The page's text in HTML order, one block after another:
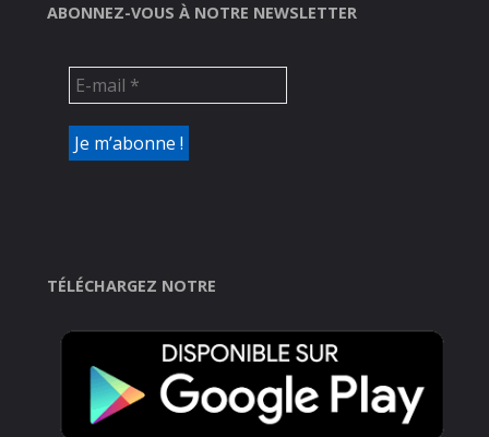
ABONNEZ-VOUS À NOTRE NEWSLETTER
TÉLÉCHARGEZ NOTRE